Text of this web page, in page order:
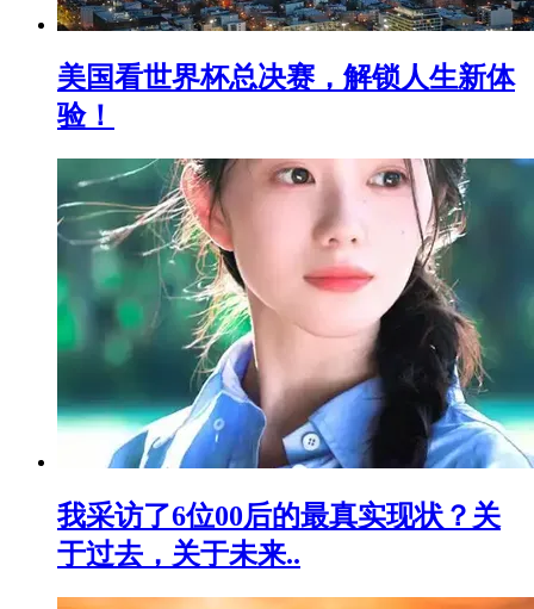
美国看世界杯总决赛，解锁人生新体
验！
我采访了6位00后的最真实现状？关
于过去，关于未来..